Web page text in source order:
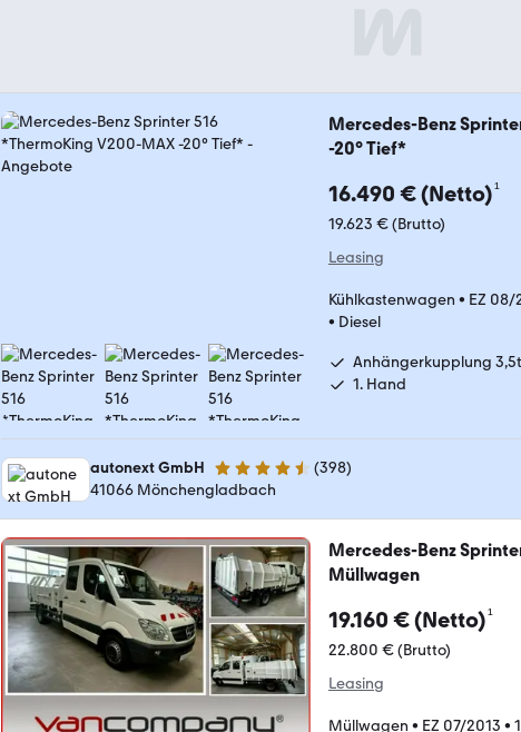
Mercedes-Benz
-20° Tief*
16.490 € (Netto)¹
19.623 € (Brutto)
Leasing
Kühlkastenwagen • EZ 08/
• Diesel
Anhängerkupplung 3,5t
1. Hand
autonext GmbH 4.7 Sterne (398)
41066 Mönchengladbach
Mercedes-Benz
Müllwagen
19.160 € (Netto)¹
22.800 € (Brutto)
Leasing
Müllwagen • EZ 07/2013 •